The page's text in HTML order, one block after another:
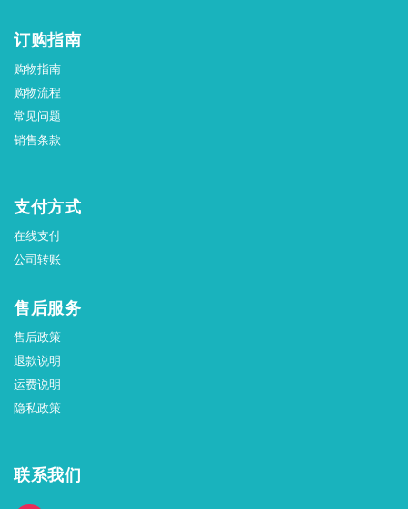
订购指南
购物指南
购物流程
常见问题
销售条款
支付方式
在线支付
公司转账
售后服务
售后政策
退款说明
运费说明
隐私政策
联系我们